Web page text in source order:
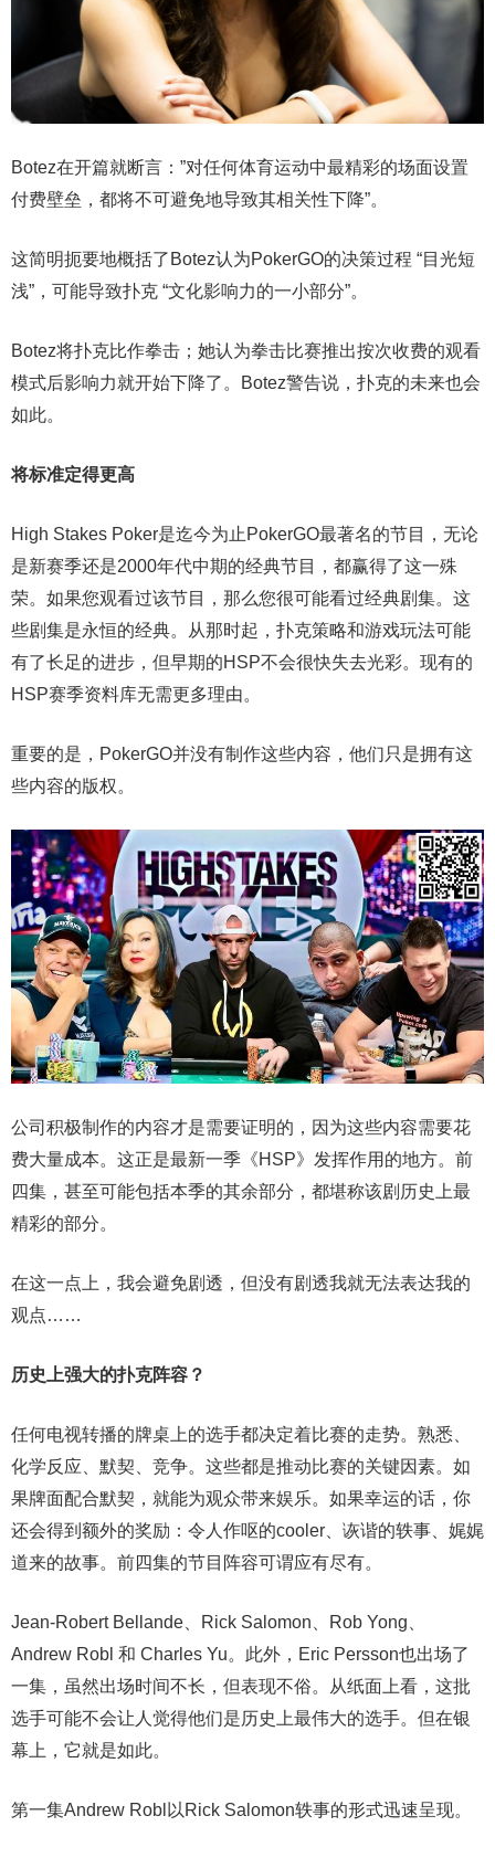
Botez在开篇就断言：”对任何体育运动中最精彩的场面设置
付费壁垒，都将不可避免地导致其相关性下降”。
这简明扼要地概括了Botez认为PokerGO的决策过程 “目光短
浅”，可能导致扑克 “文化影响力的一小部分”。
Botez将扑克比作拳击；她认为拳击比赛推出按次收费的观看
模式后影响力就开始下降了。Botez警告说，扑克的未来也会
如此。
将标准定得更高
High Stakes Poker是迄今为止PokerGO最著名的节目，无论
是新赛季还是2000年代中期的经典节目，都赢得了这一殊
荣。如果您观看过该节目，那么您很可能看过经典剧集。这
些剧集是永恒的经典。从那时起，扑克策略和游戏玩法可能
有了长足的进步，但早期的HSP不会很快失去光彩。现有的
HSP赛季资料库无需更多理由。
重要的是，PokerGO并没有制作这些内容，他们只是拥有这
些内容的版权。
公司积极制作的内容才是需要证明的，因为这些内容需要花
费大量成本。这正是最新一季《HSP》发挥作用的地方。前
四集，甚至可能包括本季的其余部分，都堪称该剧历史上最
精彩的部分。
在这一点上，我会避免剧透，但没有剧透我就无法表达我的
观点……
历史上强大的扑克阵容？
任何电视转播的牌桌上的选手都决定着比赛的走势。熟悉、
化学反应、默契、竞争。这些都是推动比赛的关键因素。如
果牌面配合默契，就能为观众带来娱乐。如果幸运的话，你
还会得到额外的奖励：令人作呕的cooler、诙谐的轶事、娓娓
道来的故事。前四集的节目阵容可谓应有尽有。
Jean-Robert Bellande、Rick Salomon、Rob Yong、
Andrew Robl 和 Charles Yu。此外，Eric Persson也出场了
一集，虽然出场时间不长，但表现不俗。从纸面上看，这批
选手可能不会让人觉得他们是历史上最伟大的选手。但在银
幕上，它就是如此。
第一集Andrew Robl以Rick Salomon轶事的形式迅速呈现。